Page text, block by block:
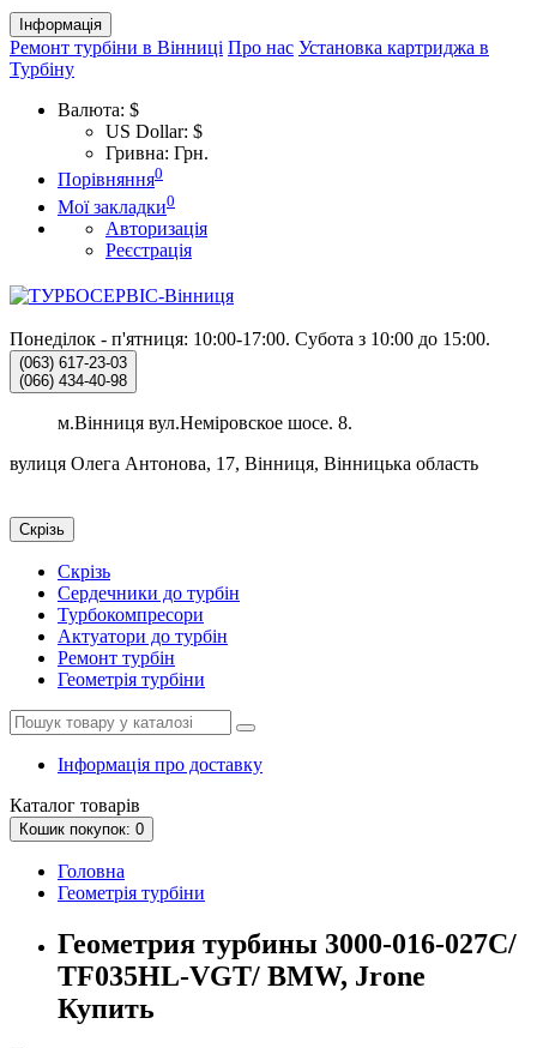
Інформація
Ремонт турбіни в Вінниці Про нас Установка картриджа в
Турбіну
Валюта: $
US Dollar: $
Гривна: Грн.
Порівняння0
Мої закладки0
Авторизація
Реєстрація
Понеділок - п'ятниця: 10:00-17:00. Субота з 10:00 до 15:00.
(063) 617-23-03
(066) 434-40-98
м.Вінниця вул.Неміровское шосе. 8.
вулиця Олега Антонова, 17, Вінниця, Вінницька область
Скрізь
Скрізь
Сердечники до турбін
Турбокомпресори
Актуатори до турбін
Ремонт турбін
Геометрія турбіни
Інформація про доставку
Каталог товарів
Кошик покупок: 0
Головна
Геометрія турбіни
Геометрия турбины 3000-016-027C/
TF035HL-VGT/ BMW, Jrone
Купить